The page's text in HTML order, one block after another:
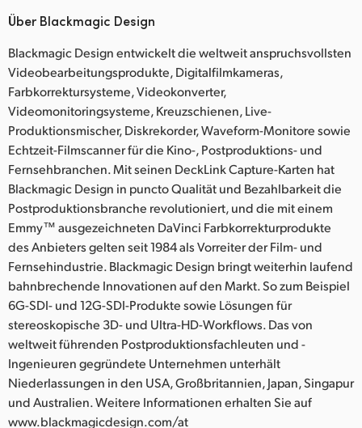
Über Blackmagic Design
Blackmagic Design entwickelt die weltweit anspruchsvollsten
Videobearbeitungsprodukte, Digitalfilmkameras,
Farbkorrektursysteme, Videokonverter,
Videomonitoringsysteme, Kreuzschienen, Live-
Produktionsmischer, Diskrekorder, Waveform-Monitore sowie
Echtzeit-Filmscanner für die Kino-, Postproduktions- und
Fernsehbranchen. Mit seinen DeckLink Capture-Karten hat
Blackmagic Design in puncto Qualität und Bezahlbarkeit die
Postproduktionsbranche revolutioniert, und die mit einem
Emmy™ ausgezeichneten DaVinci Farbkorrekturprodukte
des Anbieters gelten seit 1984 als Vorreiter der Film- und
Fernsehindustrie. Blackmagic Design bringt weiterhin laufend
bahnbrechende Innovationen auf den Markt. So zum Beispiel
6G-SDI- und 12G-SDI-Produkte sowie Lösungen für
stereoskopische 3D- und Ultra-HD-Workflows. Das von
weltweit führenden Postproduktionsfachleuten und -
Ingenieuren gegründete Unternehmen unterhält
Niederlassungen in den USA, Großbritannien, Japan, Singapur
und Australien. Weitere Informationen erhalten Sie auf
www.blackmagicdesign.com/at